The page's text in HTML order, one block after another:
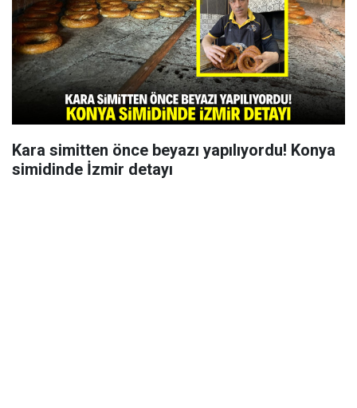
Kara simitten önce beyazı yapılıyordu! Konya
simidinde İzmir detayı